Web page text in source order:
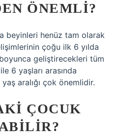
ÖNEMLI?
beyinleri henüz tam olarak
çoğu ilk 6 yılda
boyunca geliştirecekleri tüm
6 yaşları arasında
aralığı çok önemlidir.
ÇOCUK